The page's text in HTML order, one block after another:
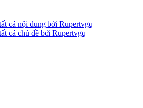
cả nội dung bởi Rupertvgq
cả chủ đề bởi Rupertvgq